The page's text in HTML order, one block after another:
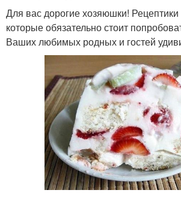
Для вас дорогие хозяюшки!
которые обязательно стоит
Ваших любимых родных и гостей